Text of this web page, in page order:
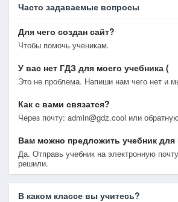
Часто задаваемые вопросы
Для чего создан сайт?
Чтобы помочь ученикам.
У вас нет ГДЗ для моего учебника (
Это не проблема. Напиши нам чего нет и
Как с вами связатся?
Через почту: admin@gdz.cool или
Вам можно предложить учебник для
Да. Отправь учебник на электронную
решили.
В каком классе вы учитесь?